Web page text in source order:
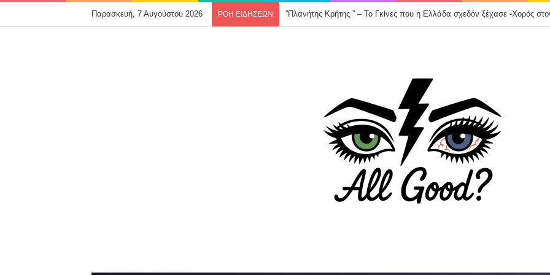
Παρασκευή, 7 Αυγούστου 2026 ΡΟΗ ΕΙΔΗΣΕΩΝ